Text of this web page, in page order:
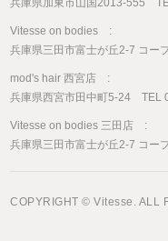
兵庫県加東市山国2013-555
Vitesse on bodies :
兵庫県三田市富士が丘2-7 コ
mod's hair 西宮店 :
兵庫県西宮市田中町5-24 TEL
Vitesse on bodies 三田店 :
兵庫県三田市富士が丘2-7 コ
COPYRIGHT © Vitesse. ALL